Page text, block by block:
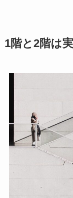
1階と2階は